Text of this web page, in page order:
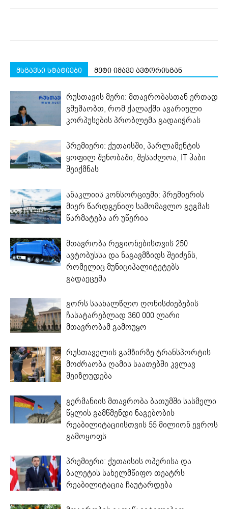
მსგავსი სტატიები მეტი იმავე ავტორისგან
რუსთავის მერი: მთავრობასთან ერთად
ვმუშაობთ, რომ ქალაქში ავარიული
კორპუსების პრობლემა გადაიჭრას
პრემიერი: ქუთაისში, პარლამენტის
ყოფილ შენობაში, შესაძლოა, IT ჰაბი
შეიქმნას
ანაკლიის კონსორციუმი: პრემიერის
მიერ წარდგენილ სამომავლო გეგმას
წარმატება არ უწერია
მთავრობა რეგიონებისთვის 250
ავტობუსსა და ნაგავმზიდს შეიძენს,
რომელიც მუნიციპალიტეტებს
გადაეცემა
გორს საახალწლო ღონისძიებების
ჩასატარებლად 360 000 ლარი
მთავრობამ გამოუყო
რუსთაველის გამზირზე ტრანსპორტის
მოძრაობა ღამის საათებში კვლავ
შეიზღუდება
გერმანიის მთავრობა ბათუმში სასმელი
წყლის გამწმენდი ნაგებობის
რეაბილიტაციისთვის 55 მილიონ ევროს
გამოყოფს
პრემიერი: ქუთაისის ოპერისა და
ბალეტის სახელმწიფო თეატრს
რეაბილიტაცია ჩაუტარდება